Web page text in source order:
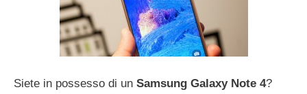
Siete in possesso di un Samsung Galaxy Note 4?